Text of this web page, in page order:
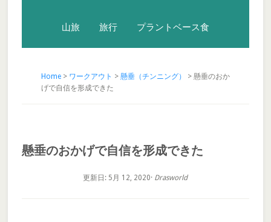
山旅 旅行 プラントベース食
Home> ワークアウト > 懸垂（チンニング）
> 懸垂のおか
げで自信を形成できた
懸垂のおかげで自信を形成できた
更新日: 5月 12, 2020· Drasworld